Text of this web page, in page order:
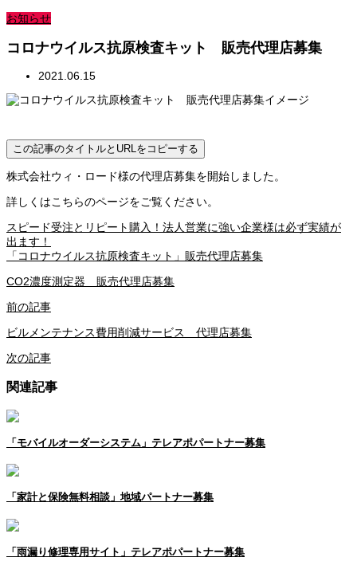
お知らせ
コロナウイルス抗原検査キット 販売代理店募集
2021.06.15
この記事のタイトルとURLをコピーする
株式会社ウィ・ロード様の代理店募集を開始しました。
詳しくはこちらのページをご覧ください。
スピード受注とリピート購入！法人営業に強い企業様は必ず実績が
出ます！
「コロナウイルス抗原検査キット」販売代理店募集
CO2濃度測定器 販売代理店募集
前の記事
ビルメンテナンス費用削減サービス 代理店募集
次の記事
関連記事
「モバイルオーダーシステム」テレアポパートナー募集
「家計と保険無料相談」地域パートナー募集
「雨漏り修理専用サイト」テレアポパートナー募集